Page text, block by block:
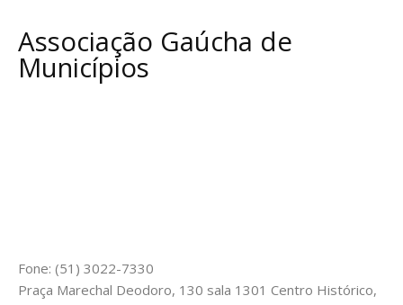
Associação Gaúcha de
Municípios
Fone: (51) 3022-7330
Praça Marechal Deodoro, 130 sala 1301 Centro Histórico,